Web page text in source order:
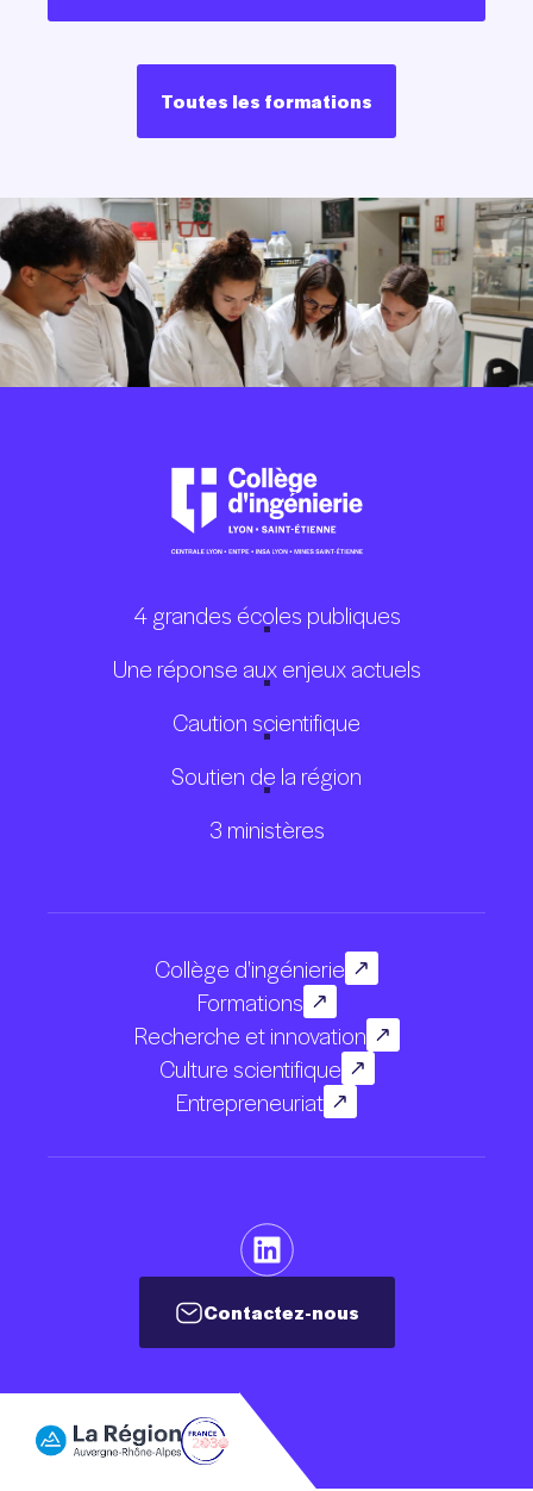
Toutes les formations
4 grandes écoles publiques
Une réponse aux enjeux actuels
Caution scientifique
Soutien de la région
3 ministères
Collège d'ingénierie
Formations
Recherche et innovation
Culture scientifique
Entrepreneuriat
Contactez-nous
Contactez-nous